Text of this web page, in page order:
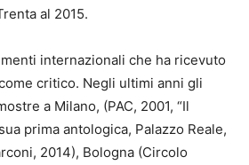
al 2015.
internazionali che ha ricevuto
critico. Negli ultimi anni gli
a Milano, (PAC, 2001, “Il
prima antologica, Palazzo Reale,
2014), Bologna (Circolo